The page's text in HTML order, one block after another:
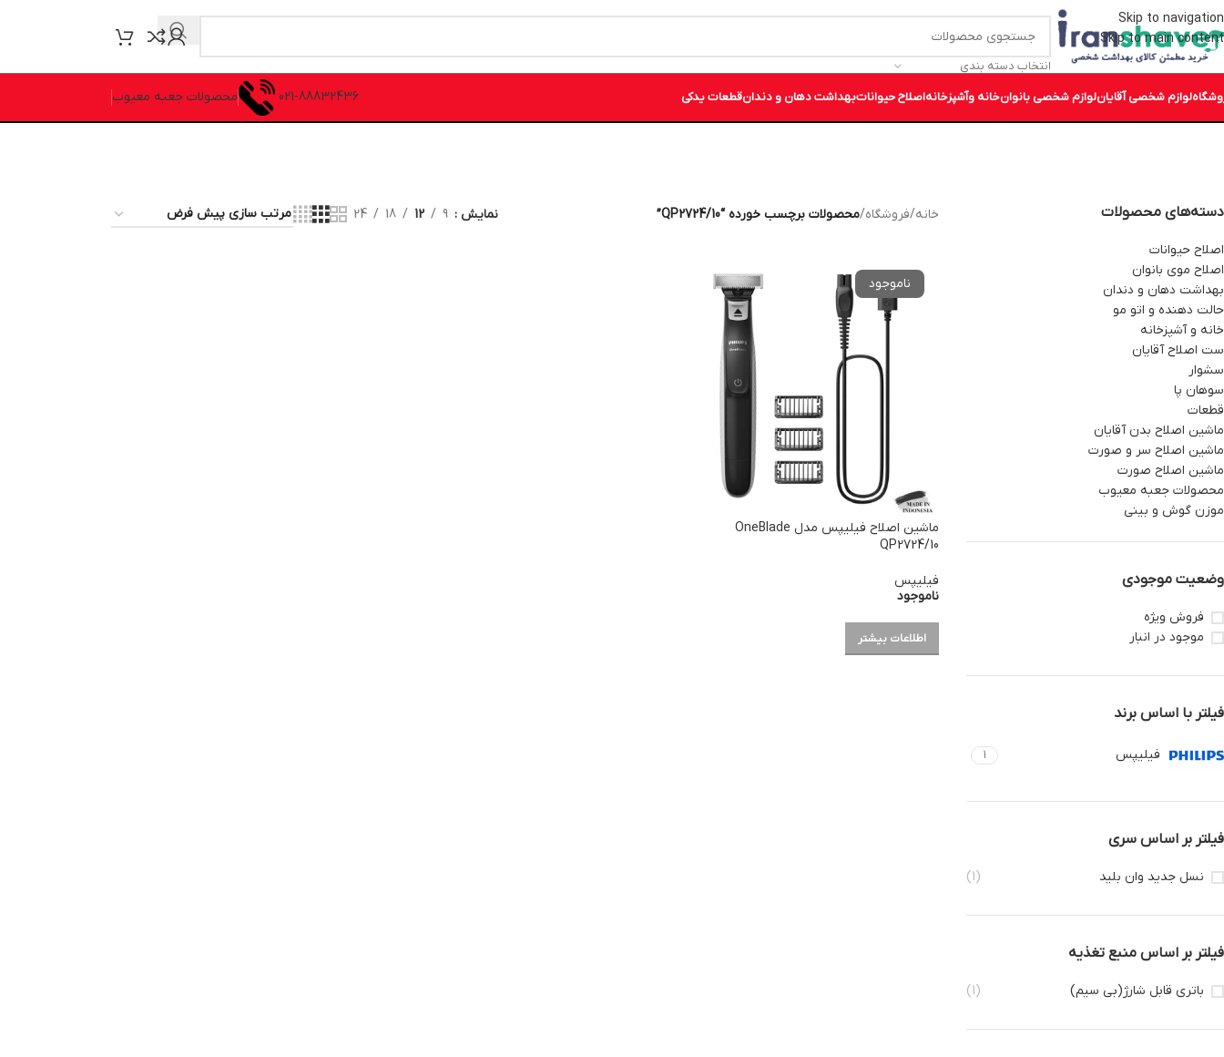
Skip to navigation
Skip to main content
انتخاب دسته بندی
لوازم شخصی آقایانلوازم شخصی بانوانخانه وآشپزخانهاصلاح حیواناتبهداشت دهان و دندانقطعات یدکی 021-88832436 محصولات جعبه معیوب
دسته‌های محصولات
اصلاح حیوانات
اصلاح موی بانوان
بهداشت دهان و دندان
حالت دهنده و اتو مو
خانه و آشپزخانه
ست اصلاح آقایان
سشوار
سوهان پا
قطعات
ماشین اصلاح بدن آقایان
ماشین اصلاح سر و صورت
ماشین اصلاح صورت
محصولات جعبه معیوب
موزن گوش و بینی
وضعیت موجودی
فروش ویژه
موجود در انبار
فیلتر با اساس برند
فیلیپس 1
فیلتر بر اساس سری
نسل جدید وان بلید (1)
فیلتر بر اساس منبع تغذیه
باتری قابل شارژ(بی سیم) (1)
خانه/فروشگاه/محصولات برچسب خورده “QP2724/10” نمایش 9
12
18
24
ماشین اصلاح فیلیپس مدل OneBlade
QP2724/10
فیلیپس
ناموجود
اطلاعات بیشتر